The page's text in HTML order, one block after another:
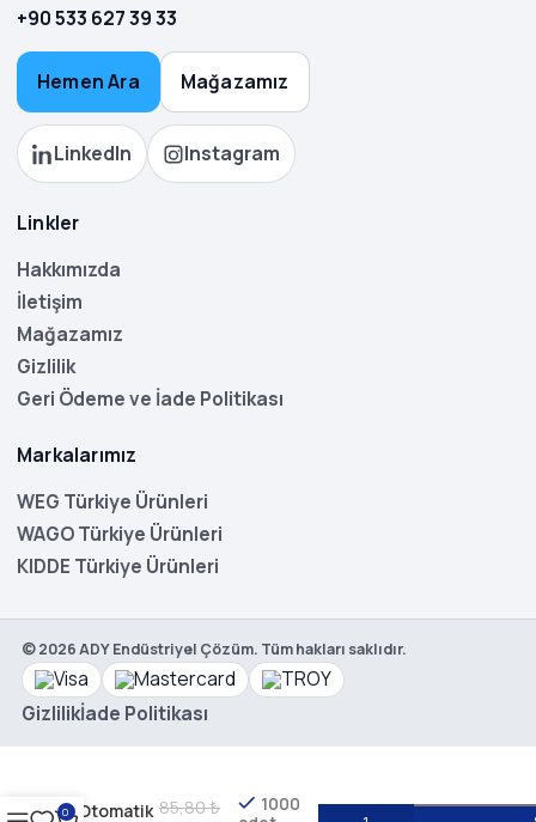
+90 533 627 39 33
Hemen Ara Mağazamız
LinkedIn Instagram
Linkler
Hakkımızda
İletişim
Mağazamız
Gizlilik
Geri Ödeme ve İade Politikası
Markalarımız
WEG Türkiye Ürünleri
WAGO Türkiye Ürünleri
KIDDE Türkiye Ürünleri
©2026ADY Endüstriyel Çözüm. Tüm hakları saklıdır.
Gizlilikİade Politikası
WEG
Otomatik 85,80₺
1000
0